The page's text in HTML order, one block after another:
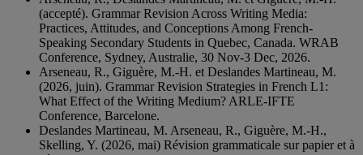
(accepté). Grammar Revision Across Writing Media:
Practices, Attitudes, and Conceptions Among French-
Speaking Secondary Students in Quebec, Canada. WRAB
Conference, Sydney, Australie, 30 Nov-3 Dec, 2026.
Arseneau, R., Giguère, M.-H. et Deslandes Martineau, M.
(2026, juin). Grammar Revision Strategies in French L1:
What Effect of the Writing Medium? ARLE-IFTE
Conference, Barcelone.
Deslandes Martineau, M. Arseneau, R., Giguère, M.-H.,
Skelling, Y. (2026, mai) Révision grammaticale sur papier et à